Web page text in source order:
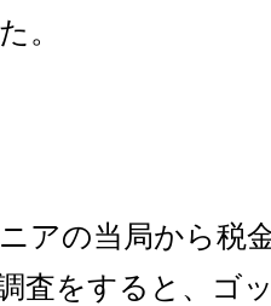
。
アの当局から税
査をすると、ゴ